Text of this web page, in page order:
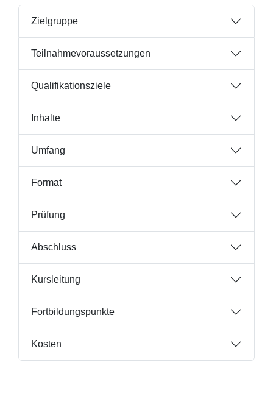
Zielgruppe
Teilnahmevoraussetzungen
Qualifikationsziele
Inhalte
Umfang
Format
Prüfung
Abschluss
Kursleitung
Fortbildungspunkte
Kosten